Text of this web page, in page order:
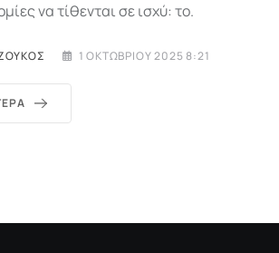
να τίθενται σε ισχύ: το.
1 ΟΚΤΩΒΡΊΟΥ 2025 8:21